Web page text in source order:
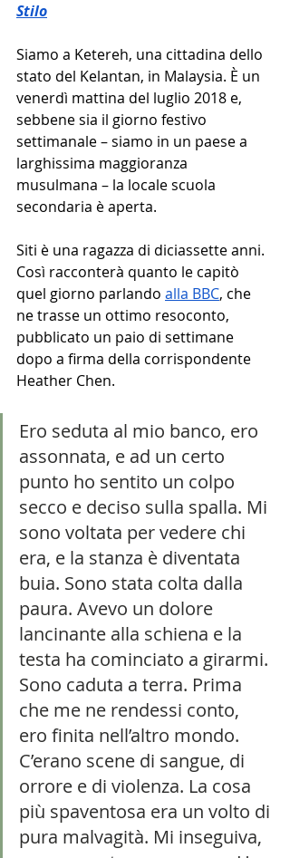
Stilo
Siamo a Ketereh, una cittadina dello
stato del Kelantan, in Malaysia. È un
venerdì mattina del luglio 2018 e,
sebbene sia il giorno festivo
settimanale – siamo in un paese a
larghissima maggioranza
musulmana – la locale scuola
secondaria è aperta.
Siti è una ragazza di diciassette anni.
Così racconterà quanto le capitò
quel giorno parlando alla BBC, che
ne trasse un ottimo resoconto,
pubblicato un paio di settimane
dopo a firma della corrispondente
Heather Chen.
Ero seduta al mio banco, ero
assonnata, e ad un certo
punto ho sentito un colpo
secco e deciso sulla spalla. Mi
sono voltata per vedere chi
era, e la stanza è diventata
buia. Sono stata colta dalla
paura. Avevo un dolore
lancinante alla schiena e la
testa ha cominciato a girarmi.
Sono caduta a terra. Prima
che me ne rendessi conto,
ero finita nell’altro mondo.
C’erano scene di sangue, di
orrore e di violenza. La cosa
più spaventosa era un volto di
pura malvagità. Mi inseguiva,